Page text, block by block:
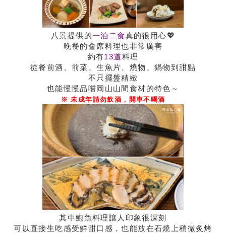
八景提供的一泊二食真的很用心💖
晚餐的會席料理也非常厲害
約有13道料理
從餐前酒、前菜、生魚片、燒物、鍋物到甜點
不只擺盤精緻
也能慢慢品嚐岡山山間食材的特色～
※ 未成年請勿飲酒，開車不喝酒
其中鮑魚料理讓人印象很深刻
可以直接生吃感受鮮甜口感，也能放在石燒上稍微炙烤